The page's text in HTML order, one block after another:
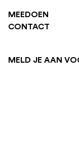
MEEDOEN
CONTACT
MELD JE AAN